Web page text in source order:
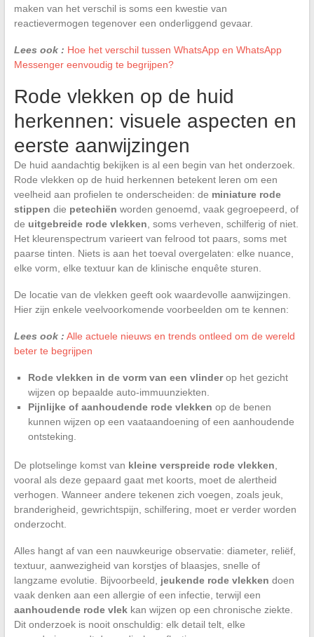
maken van het verschil is soms een kwestie van
reactievermogen tegenover een onderliggend gevaar.
Lees ook : Hoe het verschil tussen WhatsApp en WhatsApp
Messenger eenvoudig te begrijpen?
Rode vlekken op de huid
herkennen: visuele aspecten en
eerste aanwijzingen
De huid aandachtig bekijken is al een begin van het onderzoek.
Rode vlekken op de huid herkennen betekent leren om een
veelheid aan profielen te onderscheiden: de miniature rode
stippen die petechiën worden genoemd, vaak gegroepeerd, of
de uitgebreide rode vlekken , soms verheven, schilferig of niet.
Het kleurenspectrum varieert van felrood tot paars, soms met
paarse tinten. Niets is aan het toeval overgelaten: elke nuance,
elke vorm, elke textuur kan de klinische enquête sturen.
De locatie van de vlekken geeft ook waardevolle aanwijzingen.
Hier zijn enkele veelvoorkomende voorbeelden om te kennen:
Lees ook : Alle actuele nieuws en trends ontleed om de wereld
beter te begrijpen
Rode vlekken in de vorm van een vlinderop het gezicht
wijzen op bepaalde auto-immuunziekten.
Pijnlijke of aanhoudende rode vlekken op de benen
kunnen wijzen op een vaataandoening of een aanhoudende
ontsteking.
De plotselinge komst van kleine verspreide rode vlekken
vooral als deze gepaard gaat met koorts, moet de alertheid
verhogen. Wanneer andere tekenen zich voegen, zoals jeuk,
branderigheid, gewrichtspijn, schilfering, moet er verder worden
onderzocht.
Alles hangt af van een nauwkeurige observatie: diameter, reliëf,
textuur, aanwezigheid van korstjes of blaasjes, snelle of
langzame evolutie. Bijvoorbeeld, jeukende rode vlekken doen
vaak denken aan een allergie of een infectie, terwijl een
aanhoudende rode vlekkan wijzen op een chronische ziekte.
Dit onderzoek is nooit onschuldig: elk detail telt, elke